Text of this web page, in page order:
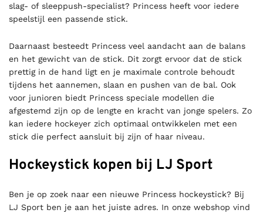
slag- of sleeppush-specialist? Princess heeft voor iedere
speelstijl een passende stick.
Daarnaast besteedt Princess veel aandacht aan de balans
en het gewicht van de stick. Dit zorgt ervoor dat de stick
prettig in de hand ligt en je maximale controle behoudt
tijdens het aannemen, slaan en pushen van de bal. Ook
voor junioren biedt Princess speciale modellen die
afgestemd zijn op de lengte en kracht van jonge spelers. Zo
kan iedere hockeyer zich optimaal ontwikkelen met een
stick die perfect aansluit bij zijn of haar niveau.
Hockeystick kopen bij LJ Sport
Ben je op zoek naar een nieuwe Princess hockeystick? Bij
LJ Sport ben je aan het juiste adres. In onze webshop vind